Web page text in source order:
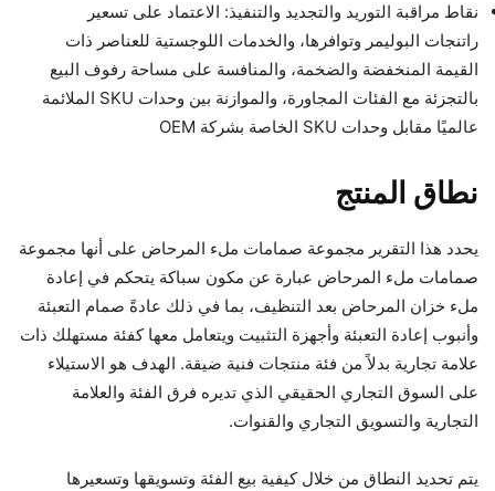
نقاط مراقبة التوريد والتجديد والتنفيذ: الاعتماد على تسعير
راتنجات البوليمر وتوافرها، والخدمات اللوجستية للعناصر ذات
القيمة المنخفضة والضخمة، والمنافسة على مساحة رفوف البيع
بالتجزئة مع الفئات المجاورة، والموازنة بين وحدات SKU الملائمة
عالميًا مقابل وحدات SKU الخاصة بشركة OEM
نطاق المنتج
يحدد هذا التقرير مجموعة صمامات ملء المرحاض على أنها مجموعة
صمامات ملء المرحاض عبارة عن مكون سباكة يتحكم في إعادة
ملء خزان المرحاض بعد التنظيف، بما في ذلك عادةً صمام التعبئة
وأنبوب إعادة التعبئة وأجهزة التثبيت ويتعامل معها كفئة مستهلك ذات
علامة تجارية بدلاً من فئة منتجات فنية ضيقة. الهدف هو الاستيلاء
على السوق التجاري الحقيقي الذي تديره فرق الفئة والعلامة
التجارية والتسويق التجاري والقنوات.
يتم تحديد النطاق من خلال كيفية بيع الفئة وتسويقها وتسعيرها